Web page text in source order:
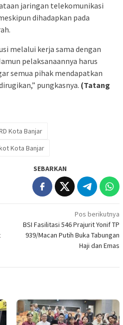
jaringan telekomunikasi
dihadapkan pada
melalui kerja sama dengan
pelaksanaannya harus
semua pihak mendapatkan
pungkasnya. (Tatang
Kota Banjar
Kota Banjar
SEBARKAN
Pos berikutnya
BSI Fasilitasi 546 Prajurit Yonif TP
939/Macan Putih Buka Tabungan
Haji dan Emas